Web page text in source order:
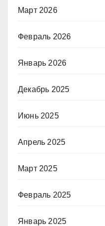
Март 2026
Февраль 2026
Январь 2026
Декабрь 2025
Июнь 2025
Апрель 2025
Март 2025
Февраль 2025
Январь 2025